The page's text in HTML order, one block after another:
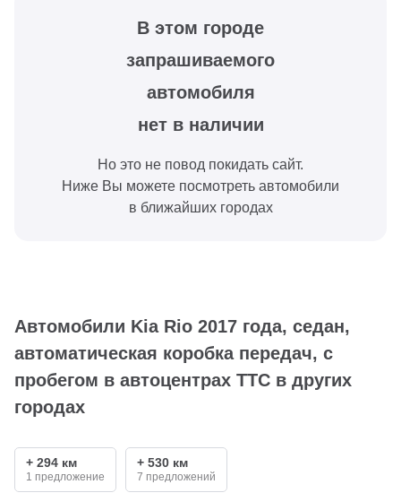
В этом городе
запрашиваемого
автомобиля
нет в наличии
Но это не повод покидать сайт.
Ниже Вы можете посмотреть автомобили
в ближайших городах
Автомобили Kia Rio 2017 года, седан,
автоматическая коробка передач, с
пробегом в автоцентрах ТТС в других
городах
+ 294 км
1 предложение
+ 530 км
7 предложений